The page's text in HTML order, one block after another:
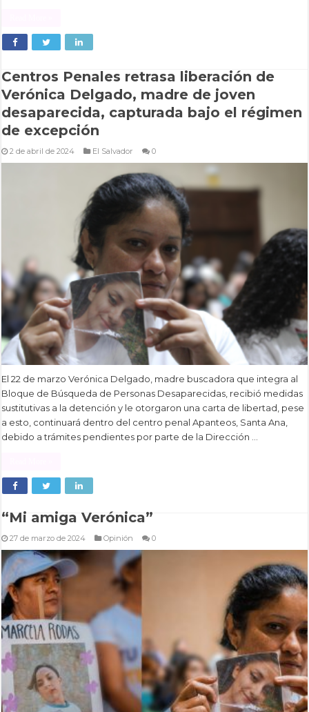
Centros Penales retrasa liberación de
Verónica Delgado, madre de joven
desaparecida, capturada bajo el régimen
de excepción
2 de abril de 2024 El Salvador 0
El 22 de marzo Verónica Delgado, madre buscadora que integra al
Bloque de Búsqueda de Personas Desaparecidas, recibió medidas
sustitutivas a la detención y le otorgaron una carta de libertad, pese
a esto, continuará dentro del centro penal Apanteos, Santa Ana,
debido a trámites pendientes por parte de la Dirección …
“Mi amiga Verónica”
27 de marzo de 2024 Opinión 0